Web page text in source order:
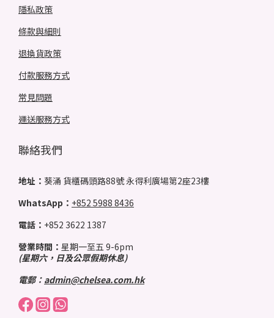
隱私政策
條款與細則
退換貨政策
付款服務方式
常見問題
運送服務方式
聯絡我們
地址： 葵涌 貨櫃碼頭路88號 永得利廣場第2座23樓
WhatsApp： +852 5988 8436
電話： +852 3622 1387
營業時間： 星期一至五 9-6pm
(星期六，日及公眾假期休息)
電郵： admin@chelsea.com.hk